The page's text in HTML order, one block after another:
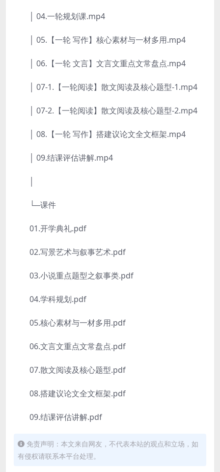
│ 04.一轮规划课.mp4
│ 05.【一轮 写作】核心素材与一材多用.mp4
│ 06.【一轮 文言】文言文重点文常盘点.mp4
│ 07-1.【一轮阅读】散文阅读及核心题型-1.mp4
│ 07-2.【一轮阅读】散文阅读及核心题型-2.mp4
│ 08.【一轮 写作】搭建议论文全文框架.mp4
│ 09.结课评估讲解.mp4
└─课件
01.开学典礼.pdf
02.写景艺术与叙事艺术.pdf
03.小说重点题型之叙事类.pdf
04.学科规划.pdf
05.核心素材与一材多用.pdf
06.文言文重点文常盘点.pdf
07.散文阅读及核心题型.pdf
08.搭建议论文全文框架.pdf
09.结课评估讲解.pdf
免责声明：本文来自网友，不代表本站的观点和立场，如
有侵权请联系本平台处理。